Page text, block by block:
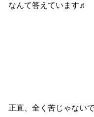
なんて答えています♬
正直、全く苦じゃない